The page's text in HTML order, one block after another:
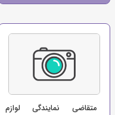
متقاضی نمایندگی لوازم